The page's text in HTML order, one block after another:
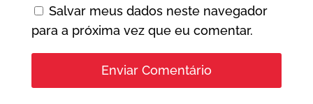
Salvar meus dados neste navegador
para a próxima vez que eu comentar.